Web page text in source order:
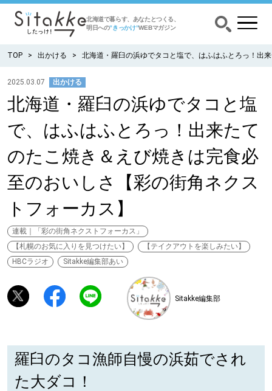
北海道で暮らす、あなたとつくる、
明日への”きっかけ”WEBマガジン
CATEGORY カテゴリー
食べる
出かける
暮らす
みがく
育む
深める
SitakkeTV
TOP 出かける 北海道・羅臼の浜ゆでタコと塩で、はふはふとろっ！出
2025.03.07 出かける
北海道・羅臼の浜ゆでタコと塩
で、はふはふとろっ！出来たて
のたこ焼き＆えび焼きは完食必
至のおいしさ【彩の街角ネクス
トフォーカス】
連載｜「彩の街角ネクストフォーカス」
【札幌のお気に入りを見つけたい】
【テイクアウトを楽しみたい】
HBCラジオ
Sitakke編集部あい
Sitakke編集部
羅臼のタコ漁師自慢の浜茹でされ
た大ダコ！